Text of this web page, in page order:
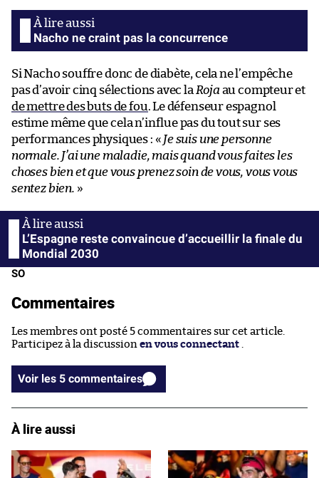
Nacho ne craint pas la concurrence
Si Nacho souffre donc de diabète, cela ne l’empêche
pas d’avoir cinq sélections avec la Roja au compteur et
de mettre des buts de fou. Le défenseur espagnol
estime même que cela n’influe pas du tout sur ses
performances physiques : « Je suis une personne
normale. J’ai une maladie, mais quand vous faites les
choses bien et que vous prenez soin de vous, vous vous
sentez bien. »
L’Espagne reste convaincue d’accueillir la finale du
Mondial 2030
SO
Commentaires
Les membres ont posté 5 commentaires sur cet article.
Participez à la discussion en vous connectant .
Voir les 5 commentaires
À lire aussi